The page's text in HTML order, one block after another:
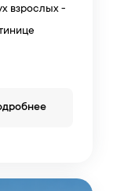
взрослых -